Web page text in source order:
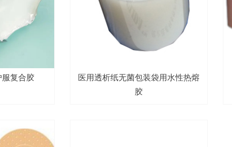
服复合胶
医用透析纸无菌包装袋用水性热熔
胶